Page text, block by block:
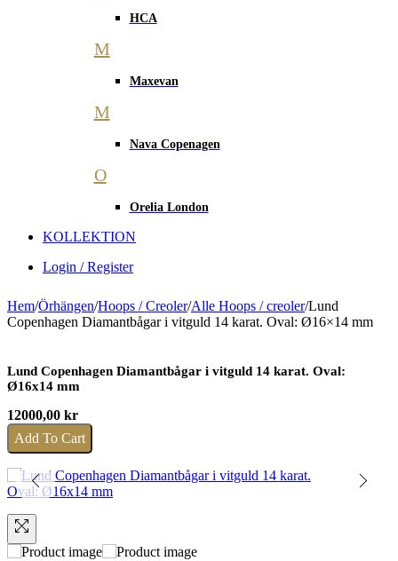
HCA
M
Maxevan
M
Nava Copenagen
O
Orelia London
KOLLEKTION
Login / Register
Hem/Örhängen/Hoops / Creoler/Alle Hoops / creoler/Lund
Copenhagen Diamantbågar i vitguld 14 karat. Oval: Ø16×14 mm
Lund Copenhagen Diamantbågar i vitguld 14 karat. Oval:
Ø16x14 mm
12000,00 kr
Add To Cart